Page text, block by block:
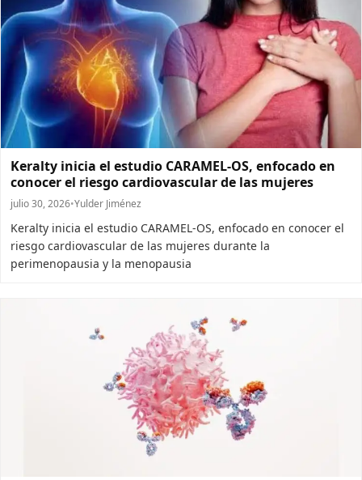
Keralty inicia el estudio CARAMEL-OS, enfocado en
conocer el riesgo cardiovascular de las mujeres
julio 30, 2026•Yulder Jiménez
Keralty inicia el estudio CARAMEL-OS, enfocado en conocer el
riesgo cardiovascular de las mujeres durante la
perimenopausia y la menopausia